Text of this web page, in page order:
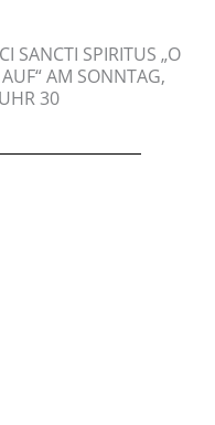
SANCTI SPIRITUS „O
AM SONNTAG, 2
30